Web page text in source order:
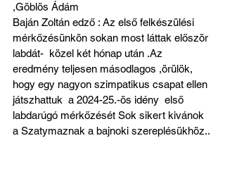
,Göblös Ádám
Baján Zoltán edző : Az első felkészülési
mérkőzésünkön sokan most láttak először
labdát-  közel két hónap után .Az
eredmény teljesen másodlagos ,örülök,
hogy egy nagyon szimpatikus csapat ellen
játszhattuk  a 2024-25.-ös idény  első
labdarúgó mérkőzését Sok sikert kivánok
a Szatymaznak a bajnoki szereplésükhöz..